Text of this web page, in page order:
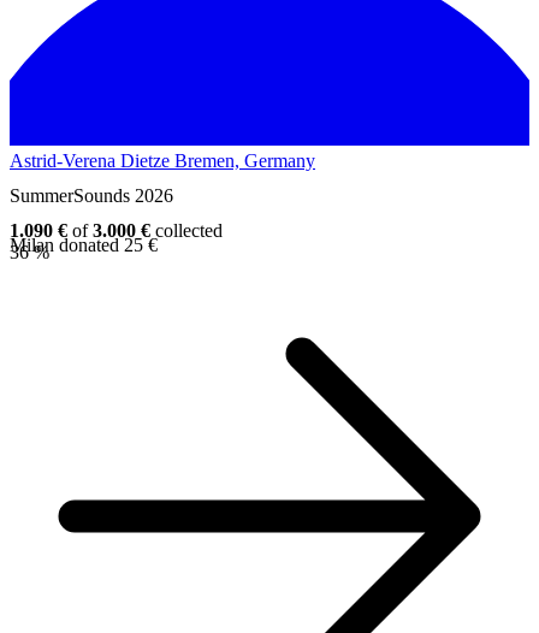
Astrid-Verena Dietze Bremen, Germany
SummerSounds 2026
1.090 € of3.000 € collected
36 %
Milan donated 25 €